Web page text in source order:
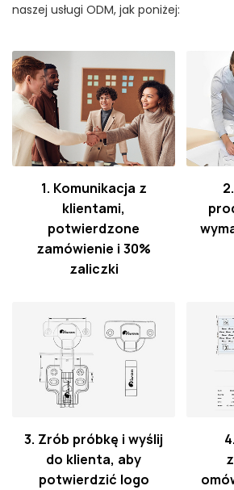
naszej usługi ODM, jak poniżej:
1. Komunikacja z
klientami,
potwierdzone
zamówienie i 30%
zaliczki
3. Zrób próbkę i wyślij
do klienta, aby
potwierdzić logo